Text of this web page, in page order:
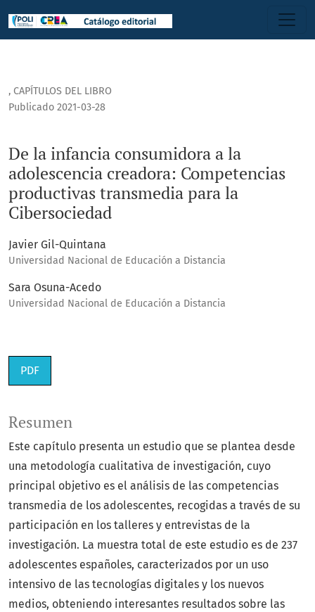
, CAPÍTULOS DEL LIBRO
De la infancia consumidora a la
adolescencia creadora: Competencias
productivas transmedia para la
Cibersociedad
Publicado 2021-03-28
Javier Gil-Quintana
Universidad Nacional de Educación a Distancia
Sara Osuna-Acedo
Universidad Nacional de Educación a Distancia
PDF
Resumen
Este capítulo presenta un estudio que se plantea desde
una metodología cualitativa de investigación, cuyo
principal objetivo es el análisis de las competencias
transmedia de los adolescentes, recogidas a través de su
participación en los talleres y entrevistas de la
investigación. La muestra total de este estudio es de 237
adolescentes españoles, caracterizados por un uso
intensivo de las tecnologías digitales y los nuevos
medios, obteniendo interesantes resultados sobre las